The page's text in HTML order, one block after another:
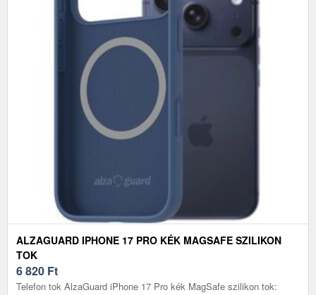
ALZAGUARD IPHONE 17 PRO KÉK MAGSAFE SZILIKON
TOK
6 820 Ft
Telefon tok AlzaGuard iPhone 17 Pro kék MagSafe szilikon tok: